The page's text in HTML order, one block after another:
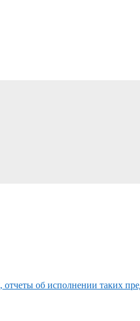
отчеты об исполнении таких